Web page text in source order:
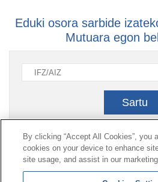
Eduki osora sarbide
Mutuara egon
Sartu
Kontaktua| kontratatzailearen
Lerro Unibertsala 900 203 203|
By clicking “Accept All Cookies”, you
cookies on your device to enhance
site usage, and assist in our